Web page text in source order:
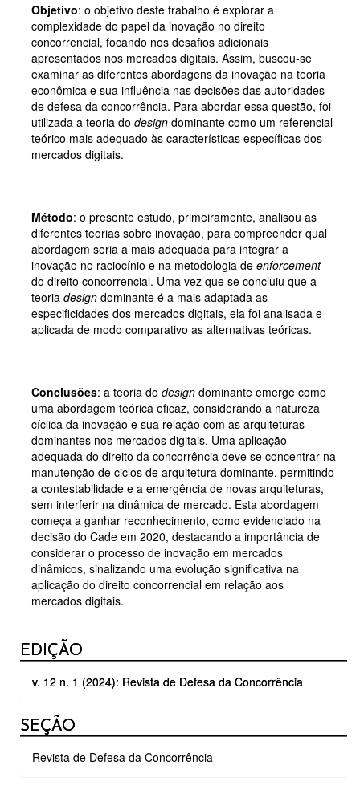
Objetivo: o objetivo deste trabalho é explorar a
complexidade do papel da inovação no direito
concorrencial, focando nos desafios adicionais
apresentados nos mercados digitais. Assim, buscou-se
examinar as diferentes abordagens da inovação na teoria
econômica e sua influência nas decisões das autoridades
de defesa da concorrência. Para abordar essa questão, foi
utilizada a teoria do design dominante como um referencial
teórico mais adequado às características específicas dos
mercados digitais.
Método: o presente estudo, primeiramente, analisou as
diferentes teorias sobre inovação, para compreender qual
abordagem seria a mais adequada para integrar a
inovação no raciocínio e na metodologia de enforcement
do direito concorrencial. Uma vez que se concluiu que a
teoria design dominante é a mais adaptada as
especificidades dos mercados digitais, ela foi analisada e
aplicada de modo comparativo as alternativas teóricas.
Conclusões: a teoria do design dominante emerge como
uma abordagem teórica eficaz, considerando a natureza
cíclica da inovação e sua relação com as arquiteturas
dominantes nos mercados digitais. Uma aplicação
adequada do direito da concorrência deve se concentrar na
manutenção de ciclos de arquitetura dominante, permitindo
a contestabilidade e a emergência de novas arquiteturas,
sem interferir na dinâmica de mercado. Esta abordagem
começa a ganhar reconhecimento, como evidenciado na
decisão do Cade em 2020, destacando a importância de
considerar o processo de inovação em mercados
dinâmicos, sinalizando uma evolução significativa na
aplicação do direito concorrencial em relação aos
mercados digitais.
DETALHES
ARTIGO
EDIÇÃO
v. 12 n. 1 (2024): Revista de Defesa da Concorrência
SEÇÃO
Revista de Defesa da Concorrência